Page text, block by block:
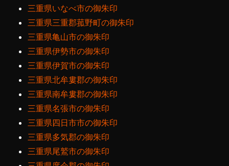
三重県いなべ市の御朱印
三重県三重郡菰野町の御朱印
三重県亀山市の御朱印
三重県伊勢市の御朱印
三重県伊賀市の御朱印
三重県北牟婁郡の御朱印
三重県南牟婁郡の御朱印
三重県名張市の御朱印
三重県四日市市の御朱印
三重県多気郡の御朱印
三重県尾鷲市の御朱印